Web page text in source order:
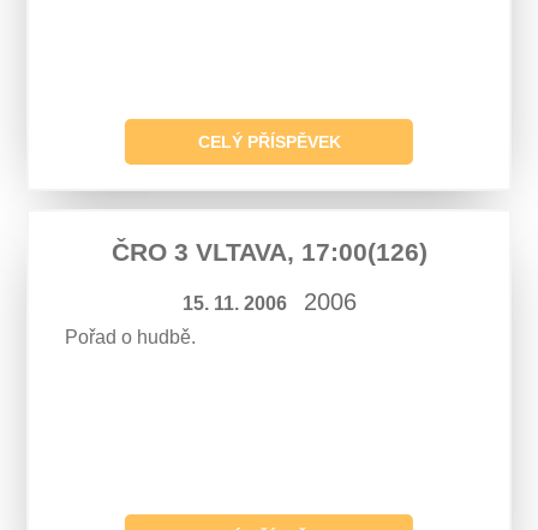
CELÝ PŘÍSPĚVEK
ČRO 3 VLTAVA, 17:00(126)
15. 11. 2006 2006
Pořad o hudbě.